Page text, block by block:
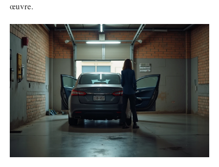
œuvre.